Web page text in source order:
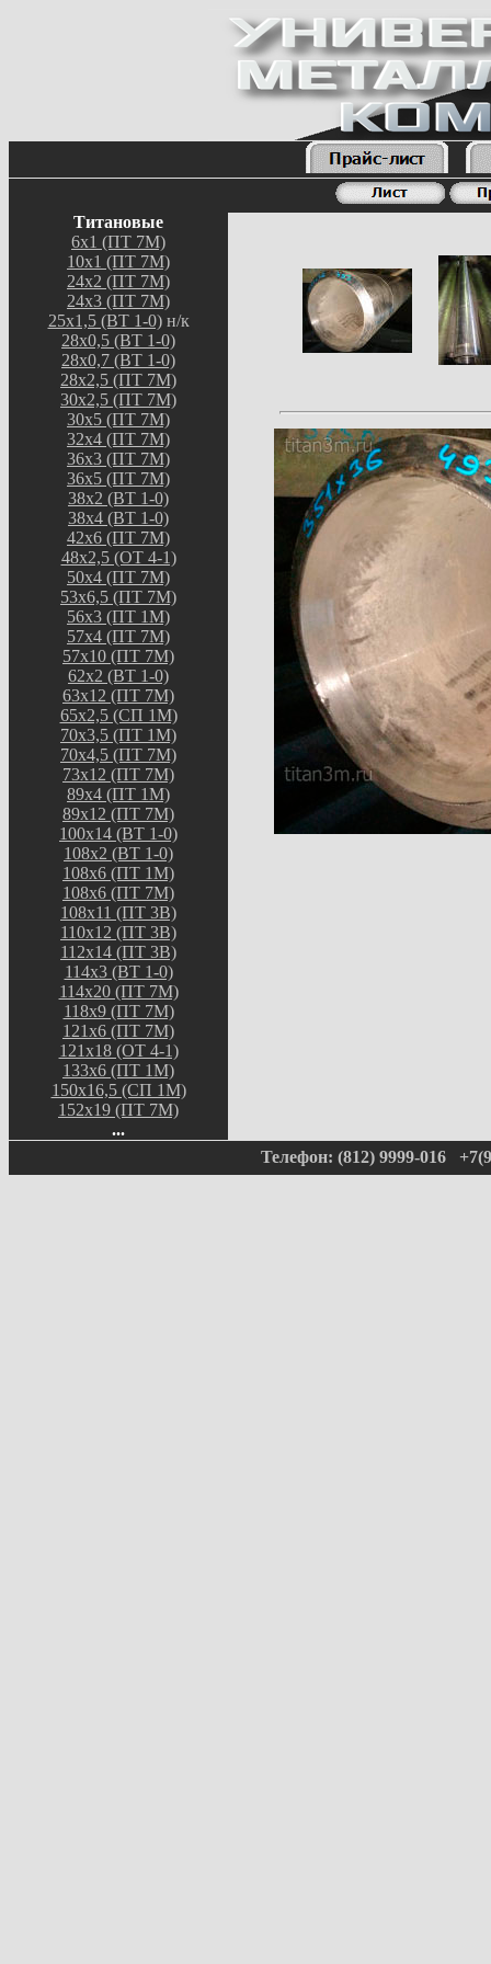
Титановые
6х1 (ПТ 7М)
10х1 (ПТ 7М)
24х2 (ПТ 7М)
24х3 (ПТ 7М)
25х1,5 (ВТ 1-0)н/к
28х0,5 (ВТ 1-0)
28х0,7 (ВТ 1-0)
28х2,5 (ПТ 7М)
30х2,5 (ПТ 7М)
30х5 (ПТ 7М)
32х4 (ПТ 7М)
36х3 (ПТ 7М)
36х5 (ПТ 7М)
38х2 (ВТ 1-0)
38х4 (ВТ 1-0)
42х6 (ПТ 7М)
48х2,5 (ОТ 4-1)
50х4 (ПТ 7М)
53х6,5 (ПТ 7М)
56х3 (ПТ 1М)
57х4 (ПТ 7М)
57х10 (ПТ 7М)
62х2 (ВТ 1-0)
63х12 (ПТ 7М)
65х2,5 (СП 1М)
70х3,5 (ПТ 1М)
70х4,5 (ПТ 7М)
73х12 (ПТ 7М)
89х4 (ПТ 1М)
89х12 (ПТ 7М)
100х14 (ВТ 1-0)
108х2 (ВТ 1-0)
108х6 (ПТ 1М)
108х6 (ПТ 7М)
108х11 (ПТ 3В)
110х12 (ПТ 3В)
112х14 (ПТ 3В)
114х3 (ВТ 1-0)
114х20 (ПТ 7М)
118х9 (ПТ 7М)
121х6 (ПТ 7М)
121х18 (ОТ 4-1)
133х6 (ПТ 1М)
150х16,5 (СП 1М)
152х19 (ПТ 7М)
...
Телефон: (812) 9999-016